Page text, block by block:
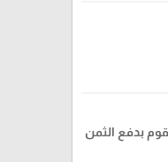
بدفع الثمن